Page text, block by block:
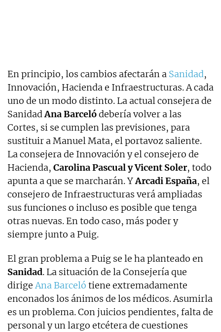
En principio, los cambios afectarán a Sanidad,
Innovación, Hacienda e Infraestructuras. A cada
uno de un modo distinto. La actual consejera de
SanidadAna Barcelódebería volver a las
Cortes, si se cumplen las previsiones, para
sustituir a Manuel Mata, el portavoz saliente.
La consejera de Innovación y el consejero de
Hacienda, Carolina Pascual y Vicent Soler, todo
apunta a que se marcharán. YArcadi España, el
consejero de Infraestructuras verá ampliadas
sus funciones o incluso es posible que tenga
otras nuevas. En todo caso, más poder y
siempre junto a Puig.
El gran problema a Puig se le ha planteado en
Sanidad. La situación de la Consejería que
dirigeAna Barceló tiene extremadamente
enconados los ánimos de los médicos. Asumirla
es un problema. Con juicios pendientes, falta de
personal y un largo etcétera de cuestiones